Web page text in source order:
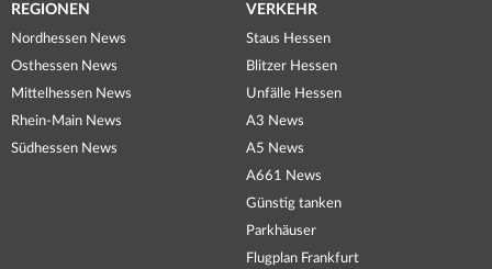
REGIONEN
Nordhessen News
Osthessen News
Mittelhessen News
Rhein-Main News
Südhessen News
VERKEHR
Staus Hessen
Blitzer Hessen
Unfälle Hessen
A3 News
A5 News
A661 News
Günstig tanken
Parkhäuser
Flugplan Frankfurt